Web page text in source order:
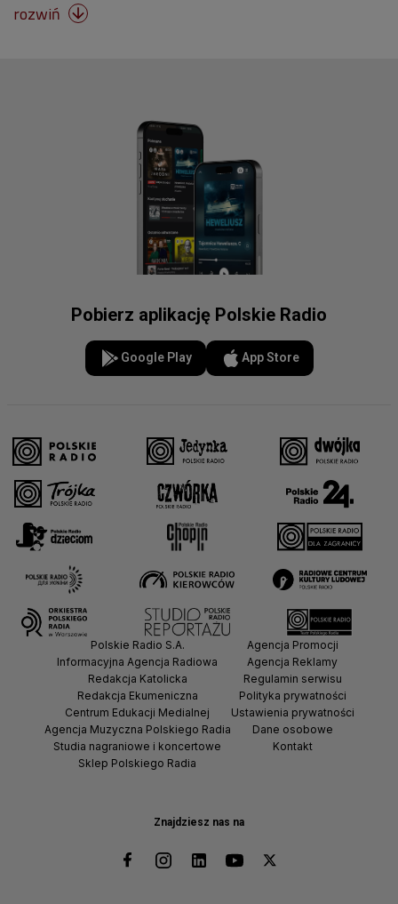
rozwiń 
Pobierz aplikację Polskie Radio
Google Play App Store
Znajdziesz nas na
Polskie Radio S.A.
Informacyjna Agencja Radiowa
Redakcja Katolicka
Redakcja Ekumeniczna
Centrum Edukacji Medialnej
Agencja Muzyczna Polskiego Radia
Studia nagraniowe i koncertowe
Sklep Polskiego Radia
Agencja Promocji
Agencja Reklamy
Regulamin serwisu
Polityka prywatności
Ustawienia prywatności
Dane osobowe
Kontakt